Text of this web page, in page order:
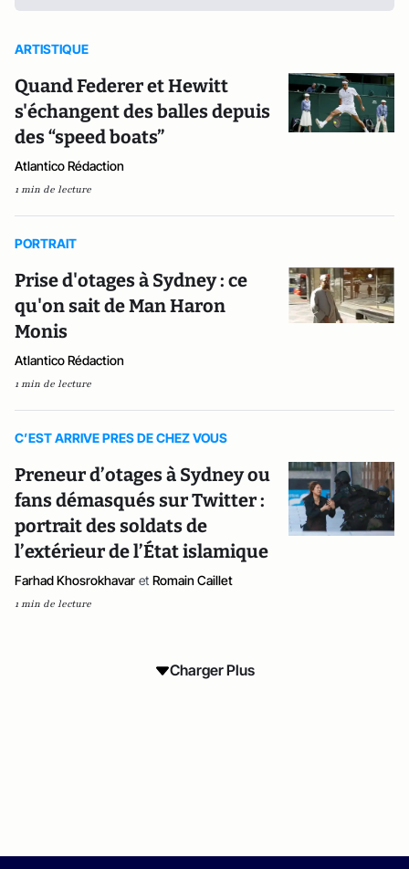
ARTISTIQUE
Quand Federer et Hewitt
s'échangent des balles depuis
des “speed boats”
Atlantico Rédaction
1 min de lecture
PORTRAIT
Prise d'otages à Sydney : ce
qu'on sait de Man Haron
Monis
Atlantico Rédaction
1 min de lecture
C’EST ARRIVE PRES DE CHEZ VOUS
Preneur d’otages à Sydney ou
fans démasqués sur Twitter :
portrait des soldats de
l’extérieur de l’État islamique
Farhad Khosrokhavar et Romain Caillet
1 min de lecture
Charger Plus